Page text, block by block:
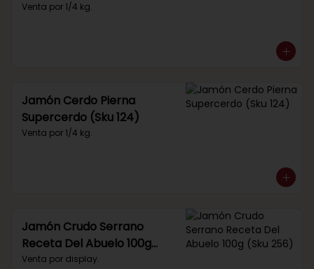
Venta por 1/4 kg.
Jamón Cerdo Pierna
Supercerdo (Sku 124)
Venta por 1/4 kg.
Jamón Crudo Serrano
Receta Del Abuelo 100g
(Sku 256)
Venta por display.